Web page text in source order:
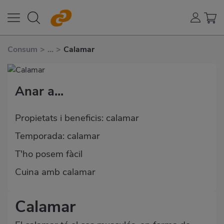
Consum > ... > Calamar
Anar a...
Propietats i beneficis: calamar
Temporada: calamar
T'ho posem fàcil
Cuina amb calamar
Calamar